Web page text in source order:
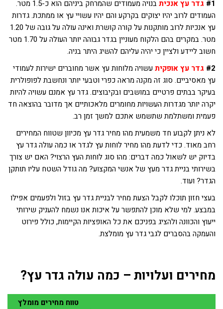
#1 גדר עץ אנכית
בנויה מעמודים שהמרחק ביניהם הוא כ-1.5 מטר.
העמודים לרוב יהיו יצוקים בקרקע והם יהיו עשויי עץ או ממתכת. גדרות
עץ אנכיות לרוב מותקנות על קורה קושרת ואינה עולה על גובה של 1.20
מטר. במקרים בהם הלקוח מעוניין בגדר גבוהה יותר העולה על 1.70 מטר
חשוב ליידע ולציין כי יהיה עליהם להשיג היתר בניה.
#2 גדר עץ אופקיתעשויה מלוחות עץ אשר מחוברים ישירות לעמודי
עץ מאסיביים. סוג זה מקנה מראה כפרי וטבעי יותר ונחשבת לפופולרית
בעיקר בבתים פרטיים במושבים ובקיבוצים. גדר עץ אמנם עשויה להיות
יקרה יותר מגדרות העשויות מחומרים מלאכותיים אך מדובר בהוצאה חד
פעמית ומשתלמת שתשמש אתכם למשך זמן רב.
לא ניתן לקבוע חד משמעית מהו מחיר גדר עץ מכיוון שטווח המחירים
רחב מאוד. כדי לדעת מהו מחיר לוחות עץ לגדר או כמה עולה גדר עץ
בדיוק יש לשאול כמה דברים: מהו סוג לוחות העץ הרצוי? האם יש צורך
בשירותי בניית גדר מעץ של אנשי המקצוע? מה גודל השטח עליו תותקן
הגדר? ועוד.
בעצי חזון תוכלו לקבל הצעת מחיר לבניית גדר עץ בזול ולפעמים אפילו
במבצע. למי שלא מוכן להתפשר על איכות אנו נשמח להעניק שירותי
ייעוץ והכוונה ולהציג בפניכם את כל האופציות הקיימות, כולל פירוט
והעמקה בהסברים לגבי גדר עץ מומלצת.
מחירים ועלויות – כמה עולה גדר עץ?
טווח מחירים מומלץ